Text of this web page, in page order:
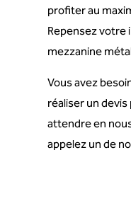
profiter au
Repensez votre
mezzanine
Vous avez
réaliser un
attendre en
appelez un de